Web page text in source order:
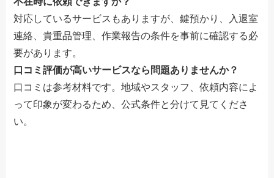
対応しているサービスもありますが、鍵預かり、入退室
連絡、貴重品管理、作業報告の条件を事前に確認する必
要があります。
口コミ評価が高いサービスなら問題ありませんか？
口コミは参考材料です。地域やスタッフ、依頼内容によ
って印象が変わるため、公式条件と分けて見てくださ
い。